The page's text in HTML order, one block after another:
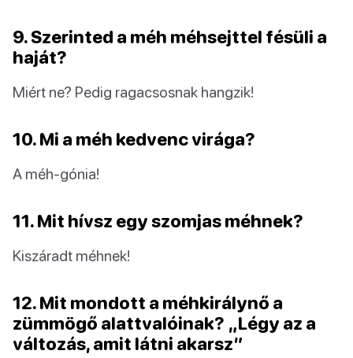
9. Szerinted a méh méhsejttel fésüli a
haját?
Miért ne? Pedig ragacsosnak hangzik!
10. Mi a méh kedvenc virága?
A méh-gónia!
11. Mit hívsz egy szomjas méhnek?
Kiszáradt méhnek!
12. Mit mondott a méhkirálynő a
zümmögő alattvalóinak? „Légy az a
változás, amit látni akarsz”